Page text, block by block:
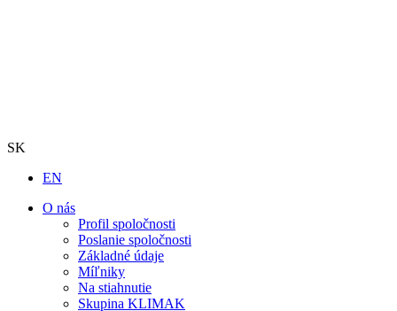
SK
EN
O nás
Profil spoločnosti
Poslanie spoločnosti
Základné údaje
Míľniky
Na stiahnutie
Skupina KLIMAK